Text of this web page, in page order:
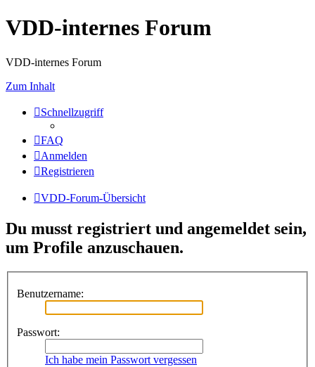
VDD-internes Forum
VDD-internes Forum
Zum Inhalt
Schnellzugriff
FAQ
Anmelden
Registrieren
VDD-Forum-Übersicht
Du musst registriert und angemeldet sein,
um Profile anzuschauen.
Benutzername:
Passwort:
Ich habe mein Passwort vergessen